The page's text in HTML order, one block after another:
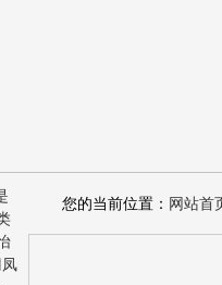
您的当前位置： 网站首